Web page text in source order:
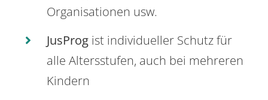
Organisationen usw.
JusProg ist individueller Schutz für
alle Altersstufen, auch bei mehreren
Kindern